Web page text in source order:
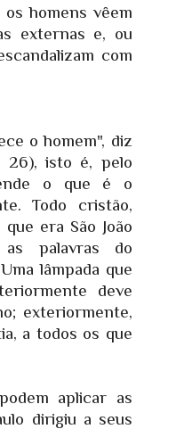
homens vêem
externas e, ou
com
o homem", diz
26), isto é, pelo
o que é o
Todo cristão,
era São João
as palavras do
lâmpada que
deve
exteriormente,
a todos os que
aplicar as
dirigiu a seus